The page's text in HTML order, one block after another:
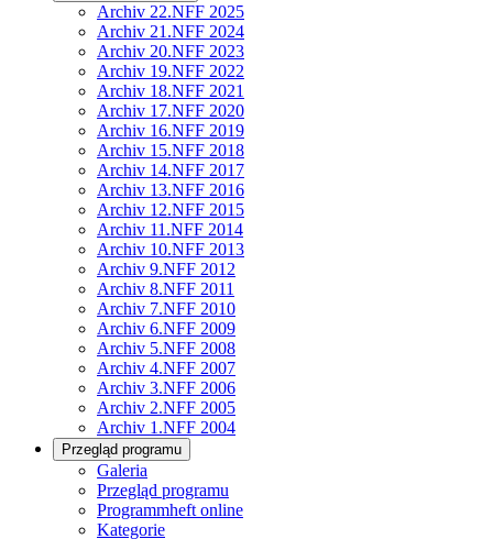
Archiv 22.NFF 2025
Archiv 21.NFF 2024
Archiv 20.NFF 2023
Archiv 19.NFF 2022
Archiv 18.NFF 2021
Archiv 17.NFF 2020
Archiv 16.NFF 2019
Archiv 15.NFF 2018
Archiv 14.NFF 2017
Archiv 13.NFF 2016
Archiv 12.NFF 2015
Archiv 11.NFF 2014
Archiv 10.NFF 2013
Archiv 9.NFF 2012
Archiv 8.NFF 2011
Archiv 7.NFF 2010
Archiv 6.NFF 2009
Archiv 5.NFF 2008
Archiv 4.NFF 2007
Archiv 3.NFF 2006
Archiv 2.NFF 2005
Archiv 1.NFF 2004
Przegląd programu
Galeria
Przegląd programu
Programmheft online
Kategorie